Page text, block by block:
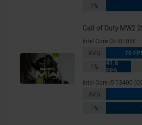
analysieren. Außerdem geben wir
soziale Medien, Werbung und
Partner führen diese Informationen
weiteren Daten zusammen, die Sie
haben oder die sie im Rahmen Ihrer
gesammelt haben.
1%
Call of Duty MW2
Intel Core i3-10105F
AVG
70
1%
41.6
FPS
Intel Core i5-13400
AVG
1%